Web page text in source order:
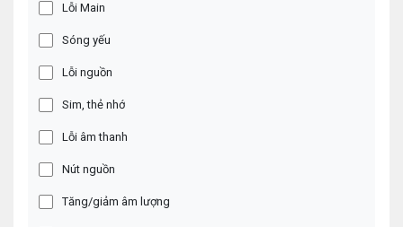
Lỗi Main
Sóng yếu
Lỗi nguồn
Sim, thẻ nhớ
Lỗi âm thanh
Nút nguồn
Tăng/giảm âm lượng